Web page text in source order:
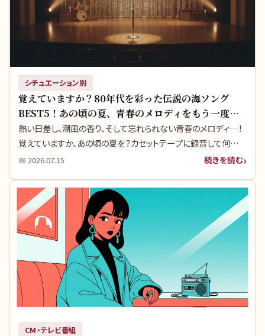
シチュエーション別
覚えていますか？80年代を彩った伝説の海ソング
BEST5！あの頃の夏、青春のメロディをもう一度聴
きませんか？
熱い日差し、潮風の香り、そして忘れられない青春のメロディ…！
覚えていますか、あの頃の夏を？カセットテープに録音して何度も
聴いた、歌番組で家族と盛り上がった、そんな「海に行きたくなる
る人さえ驚くような知られざるエピソードや、ヒットの裏側が隠さ
れています。さあ、一緒にあの夏の記憶を旅してみましょう。
📅2026.07.15 続きを読む
CM・テレビ番組